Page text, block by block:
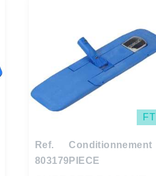
FT
Ref.
803179
Conditionnement
PIECE